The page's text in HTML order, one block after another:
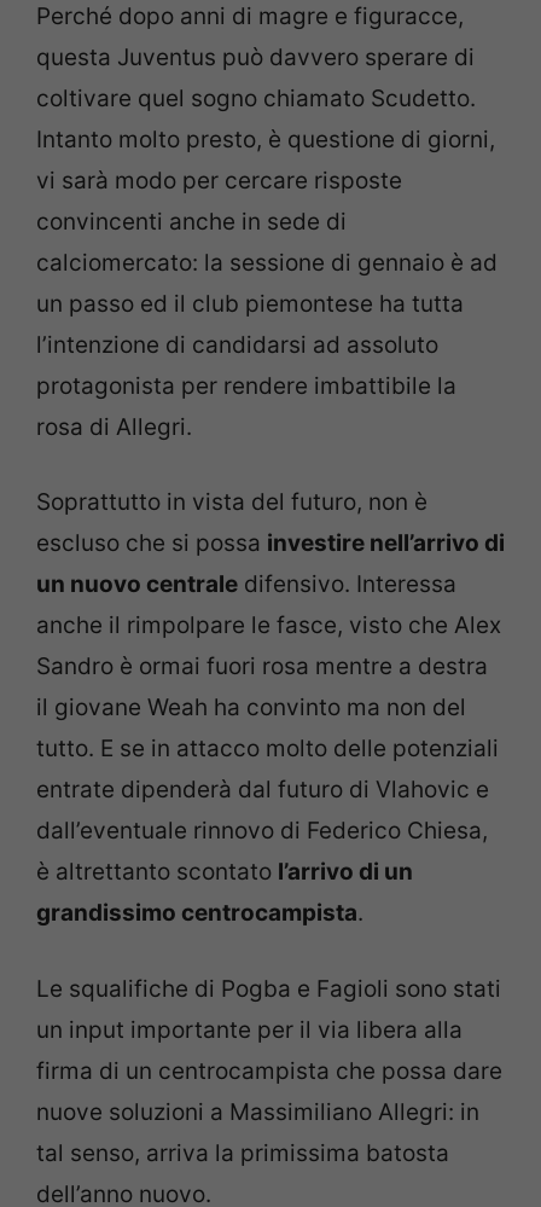
Perché dopo anni di magre e figuracce,
questa Juventus può davvero sperare di
coltivare quel sogno chiamato Scudetto.
Intanto molto presto, è questione di giorni,
vi sarà modo per cercare risposte
convincenti anche in sede di
calciomercato: la sessione di gennaio è ad
un passo ed il club piemontese ha tutta
l’intenzione di candidarsi ad assoluto
protagonista per rendere imbattibile la
rosa di Allegri.
Soprattutto in vista del futuro, non è
escluso che si possa investire nell’arrivo di
un nuovo centrale difensivo. Interessa
anche il rimpolpare le fasce, visto che Alex
Sandro è ormai fuori rosa mentre a destra
il giovane Weah ha convinto ma non del
tutto. E se in attacco molto delle potenziali
entrate dipenderà dal futuro di Vlahovic e
dall’eventuale rinnovo di Federico Chiesa,
è altrettanto scontato l’arrivo di un
grandissimo centrocampista.
Le squalifiche di Pogba e Fagioli sono stati
un input importante per il via libera alla
firma di un centrocampista che possa dare
nuove soluzioni a Massimiliano Allegri: in
tal senso, arriva la primissima batosta
dell’anno nuovo.